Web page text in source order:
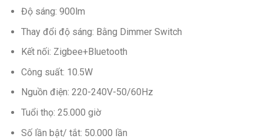
Độ sáng: 900lm
Thay đổi độ sáng: Bằng Dimmer Switch
Kết nối: Zigbee+Bluetooth
Công suất: 10.5W
Nguồn điện: 220-240V-50/60Hz
Tuổi thọ: 25.000 giờ
Số lần bật/ tắt: 50.000 lần